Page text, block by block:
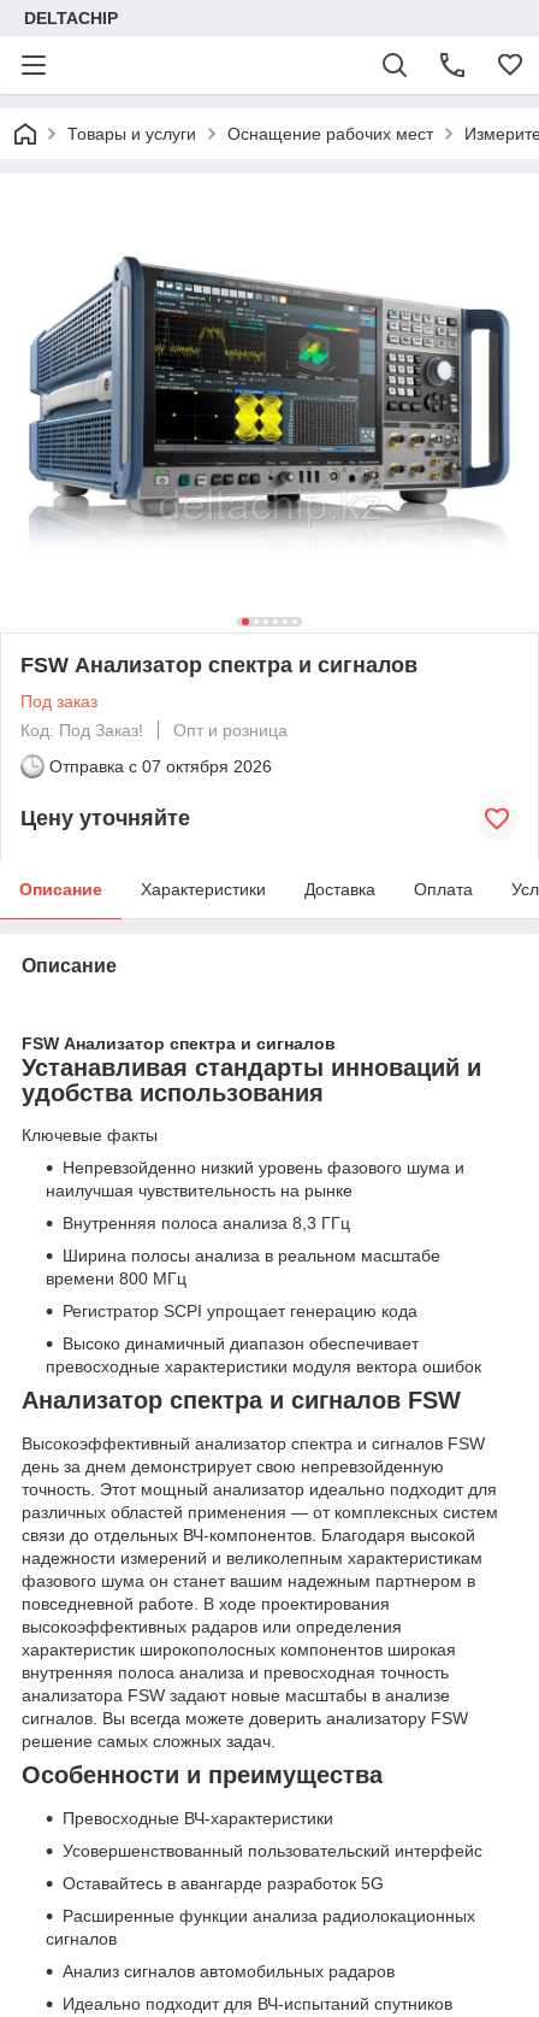
DELTACHIP
Товары и услуги Оснащение рабочих мест
FSW Анализатор спектра и сигналов
Под заказ
Код: Под Заказ!
Опт и розница
Отправка с 07 октября 2026
Цену уточняйте
Описание Характеристики Доставка Оплата
Описание
FSW Анализатор спектра и сигналов
Устанавливая стандарты инноваций и
удобства использования
Ключевые факты
Непревзойденно низкий уровень фазового шума и
наилучшая чувствительность на рынке
Внутренняя полоса анализа 8,3 ГГц
Ширина полосы анализа в реальном масштабе
времени 800 МГц
Регистратор SCPI упрощает генерацию кода
Высоко динамичный диапазон обеспечивает
превосходные характеристики модуля вектора ошибок
Анализатор спектра и сигналов FSW
Высокоэффективный анализатор спектра и сигналов FSW
день за днем демонстрирует свою непревзойденную
точность. Этот мощный анализатор идеально подходит для
различных областей применения — от комплексных систем
связи до отдельных ВЧ-компонентов. Благодаря высокой
надежности измерений и великолепным характеристикам
фазового шума он станет вашим надежным партнером в
повседневной работе. В ходе проектирования
высокоэффективных радаров или определения
характеристик широкополосных компонентов широкая
внутренняя полоса анализа и превосходная точность
анализатора FSW задают новые масштабы в анализе
сигналов. Вы всегда можете доверить анализатору FSW
решение самых сложных задач.
Особенности и преимущества
Превосходные ВЧ-характеристики
Усовершенствованный пользовательский интерфейс
Оставайтесь в авангарде разработок 5G
Расширенные функции анализа радиолокационных
сигналов
Анализ сигналов автомобильных радаров
Идеально подходит для ВЧ-испытаний спутников